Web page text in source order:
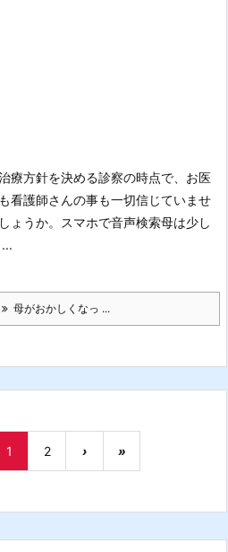
療方針を決める診察の時点で、お医
看護師さんの事も一切信じていませ
ょうか。 スマホで音声検索母は少し
母がおかしくなっ ...
1 2 › »